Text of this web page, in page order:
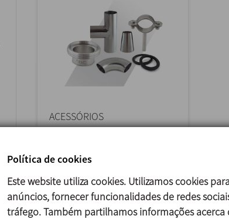
ACESSÓRIOS
CALIDAD Y SERVICIO En
INOXPA, nuestros procesos...
>>
Política de cookies
Este website utiliza cookies. Utilizamos cookies
anúncios, fornecer funcionalidades de redes
tráfego. Também partilhamos informações acerca